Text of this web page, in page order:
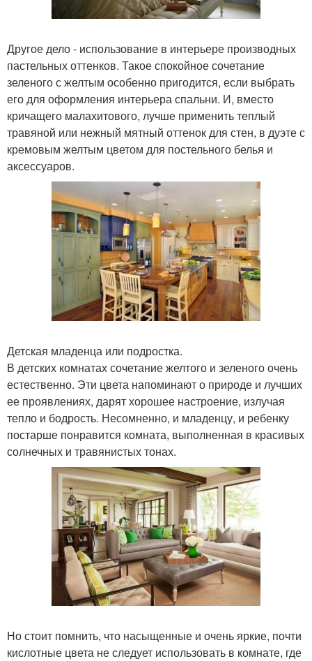
Другое дело - использование в интерьере производных
пастельных оттенков. Такое спокойное сочетание
зеленого с желтым особенно пригодится, если выбрать
его для оформления интерьера спальни. И, вместо
кричащего малахитового, лучше применить теплый
травяной или нежный мятный оттенок для стен, в дуэте с
кремовым желтым цветом для постельного белья и
аксессуаров.
Детская младенца или подростка.
В детских комнатах сочетание желтого и зеленого очень
естественно. Эти цвета напоминают о природе и лучших
ее проявлениях, дарят хорошее настроение, излучая
тепло и бодрость. Несомненно, и младенцу, и ребенку
постарше понравится комната, выполненная в красивых
солнечных и травянистых тонах.
Но стоит помнить, что насыщенные и очень яркие, почти
кислотные цвета не следует использовать в комнате, где